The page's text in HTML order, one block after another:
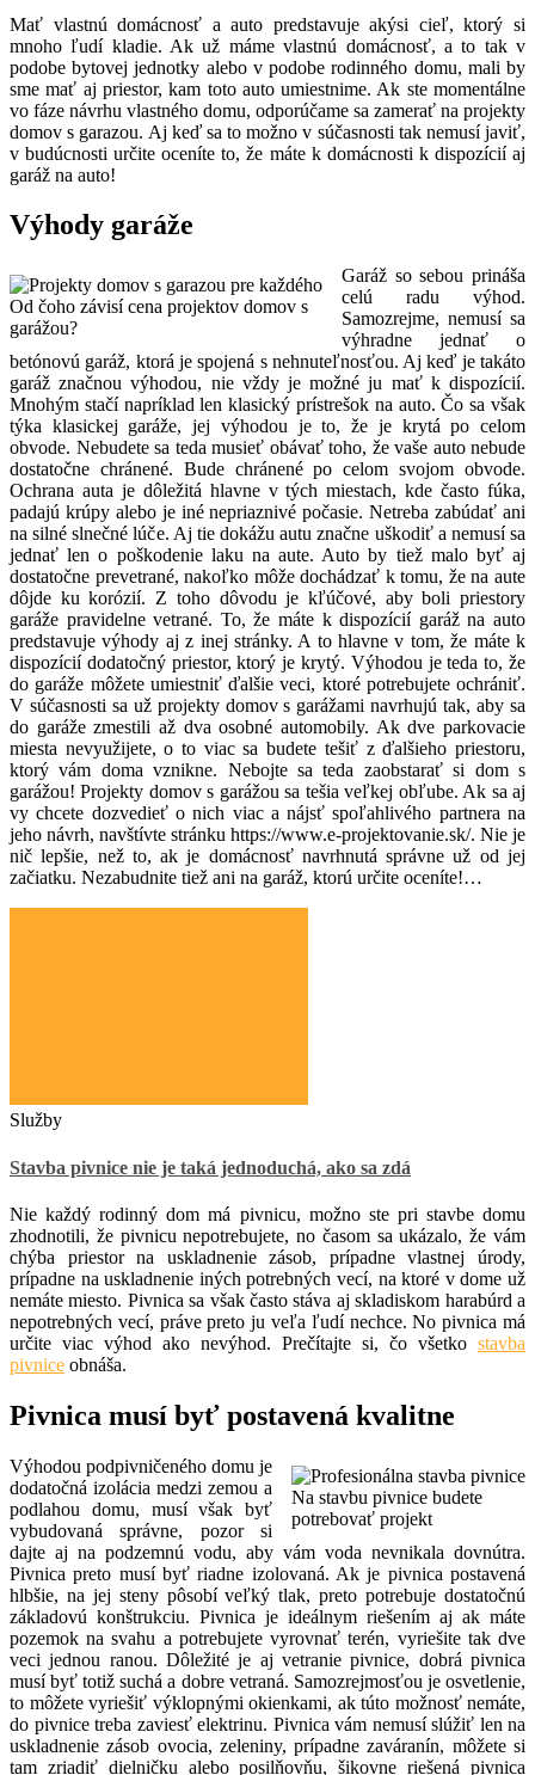
Mať vlastnú domácnosť a auto predstavuje akýsi cieľ, ktorý si
mnoho ľudí kladie. Ak už máme vlastnú domácnosť, a to tak v
podobe bytovej jednotky alebo v podobe rodinného domu, mali by
sme mať aj priestor, kam toto auto umiestnime. Ak ste momentálne
vo fáze návrhu vlastného domu, odporúčame sa zamerať na projekty
domov s garazou. Aj keď sa to možno v súčasnosti tak nemusí javiť,
v budúcnosti určite oceníte to, že máte k domácnosti k dispozícií aj
garáž na auto!
Výhody garáže
Od čoho závisí cena projektov domov s
garážou?
Garáž so sebou prináša
celú radu výhod.
Samozrejme, nemusí sa
výhradne jednať o
betónovú garáž, ktorá je spojená s nehnuteľnosťou. Aj keď je takáto
garáž značnou výhodou, nie vždy je možné ju mať k dispozícií.
Mnohým stačí napríklad len klasický prístrešok na auto. Čo sa však
týka klasickej garáže, jej výhodou je to, že je krytá po celom
obvode. Nebudete sa teda musieť obávať toho, že vaše auto nebude
dostatočne chránené. Bude chránené po celom svojom obvode.
Ochrana auta je dôležitá hlavne v tých miestach, kde často fúka,
padajú krúpy alebo je iné nepriaznivé počasie. Netreba zabúdať ani
na silné slnečné lúče. Aj tie dokážu autu značne uškodiť a nemusí sa
jednať len o poškodenie laku na aute. Auto by tiež malo byť aj
dostatočne prevetrané, nakoľko môže dochádzať k tomu, že na aute
dôjde ku korózií. Z toho dôvodu je kľúčové, aby boli priestory
garáže pravidelne vetrané. To, že máte k dispozícií garáž na auto
predstavuje výhody aj z inej stránky. A to hlavne v tom, že máte k
dispozícií dodatočný priestor, ktorý je krytý. Výhodou je teda to, že
do garáže môžete umiestniť ďalšie veci, ktoré potrebujete ochrániť.
V súčasnosti sa už projekty domov s garážami navrhujú tak, aby sa
do garáže zmestili až dva osobné automobily. Ak dve parkovacie
miesta nevyužijete, o to viac sa budete tešiť z ďalšieho priestoru,
ktorý vám doma vznikne. Nebojte sa teda zaobstarať si dom s
garážou! Projekty domov s garážou sa tešia veľkej obľube. Ak sa aj
vy chcete dozvedieť o nich viac a nájsť spoľahlivého partnera na
jeho návrh, navštívte stránku https://www.e-projektovanie.sk/. Nie je
nič lepšie, než to, ak je domácnosť navrhnutá správne už od jej
začiatku. Nezabudnite tiež ani na garáž, ktorú určite oceníte!…
Služby
Stavba pivnice nie je taká jednoduchá, ako sa zdá
Nie každý rodinný dom má pivnicu, možno ste pri stavbe domu
zhodnotili, že pivnicu nepotrebujete, no časom sa ukázalo, že vám
chýba priestor na uskladnenie zásob, prípadne vlastnej úrody,
prípadne na uskladnenie iných potrebných vecí, na ktoré v dome už
nemáte miesto. Pivnica sa však často stáva aj skladiskom harabúrd a
nepotrebných vecí, práve preto ju veľa ľudí nechce. No pivnica má
určite viac výhod ako nevýhod. Prečítajte si, čo všetko stavba
pivnice obnáša.
Pivnica musí byť postavená kvalitne
Na stavbu pivnice budete
potrebovať projekt
Výhodou podpivničeného domu je
dodatočná izolácia medzi zemou a
podlahou domu, musí však byť
vybudovaná správne, pozor si
dajte aj na podzemnú vodu, aby vám voda nevnikala dovnútra.
Pivnica preto musí byť riadne izolovaná. Ak je pivnica postavená
hlbšie, na jej steny pôsobí veľký tlak, preto potrebuje dostatočnú
základovú konštrukciu. Pivnica je ideálnym riešením aj ak máte
pozemok na svahu a potrebujete vyrovnať terén, vyriešite tak dve
veci jednou ranou. Dôležité je aj vetranie pivnice, dobrá pivnica
musí byť totiž suchá a dobre vetraná. Samozrejmosťou je osvetlenie,
to môžete vyriešiť výklopnými okienkami, ak túto možnosť nemáte,
do pivnice treba zaviesť elektrinu. Pivnica vám nemusí slúžiť len na
uskladnenie zásob ovocia, zeleniny, prípadne zaváranín, môžete si
tam zriadiť dielničku alebo posilňovňu, šikovne riešená pivnica